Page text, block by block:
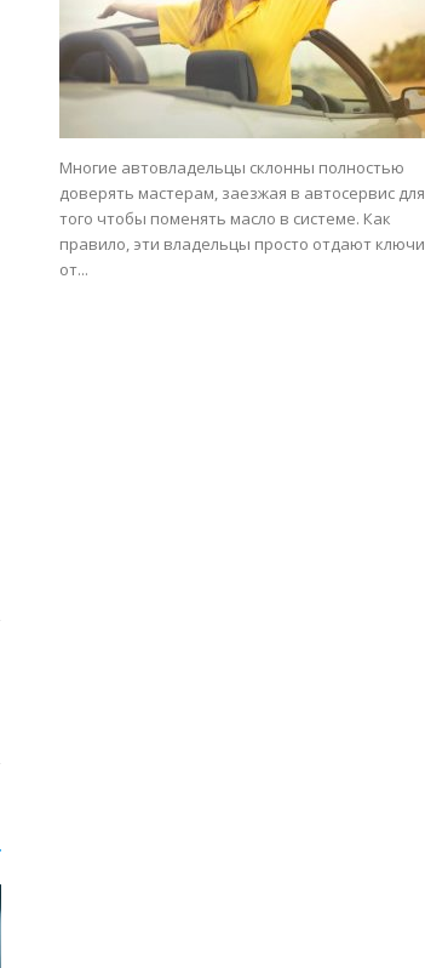
Многие автовладельцы склонны полностью
доверять мастерам, заезжая в автосервис для
того чтобы поменять масло в системе. Как
правило, эти владельцы просто отдают ключи
от...